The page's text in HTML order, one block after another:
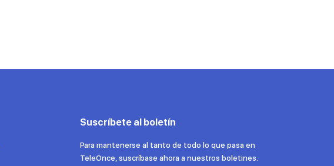
Suscríbete al boletín
Para mantenerse al tanto de todo lo que pasa en
TeleOnce, suscríbase ahora a nuestros boletines.